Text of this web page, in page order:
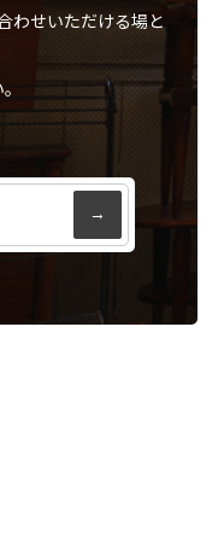
わせいただける場と
。
→